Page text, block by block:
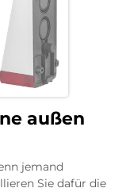
außen
jemand
Sie dafür die